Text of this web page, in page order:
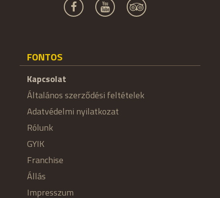
FONTOS
Kapcsolat
Általános szerződési feltételek
Adatvédelmi nyilatkozat
Rólunk
GYIK
Franchise
Állás
Impresszum